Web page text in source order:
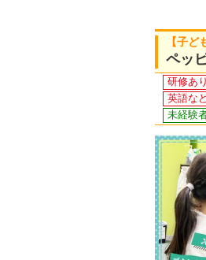
【子
ペッ
研修あり
英語な
未経験